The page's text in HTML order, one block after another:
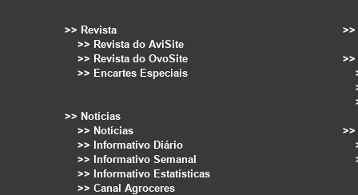
>> Revista
>> Revista do AviSite
>> Revista do OvoSite
>> Encartes Especiais
>> Notícias
>> Notícias
>> Informativo Diário
>> Informativo Semanal
>> Informativo Estatísticas
>> Canal Agroceres
>>
>>